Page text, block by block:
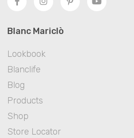
Blanc Mariclò
Lookbook
Blanclife
Blog
Products
Shop
Store Locator